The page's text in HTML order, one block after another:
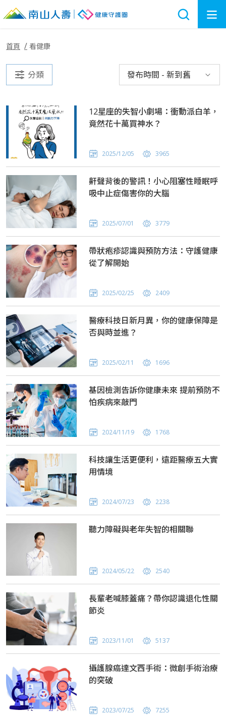
首頁 看健康
分類 發布時間 - 新到舊
12星座的失智小劇場：衝動派白羊，
竟然花十萬買神水？
2025/12/05 3965
鼾聲背後的警訊！小心阻塞性睡眠呼
吸中止症傷害你的大腦
2025/07/01 3779
帶狀疱疹認識與預防方法：守護健康
從了解開始
2025/02/25 2409
醫療科技日新月異，你的健康保障是
否與時並進？
2025/02/11 1696
基因檢測告訴你健康未來 提前預防不
怕疾病來敲門
2024/11/19 1768
科技讓生活更便利，遠距醫療五大實
用情境
2024/07/23 2238
聽力障礙與老年失智的相關聯
2024/05/22 2540
長輩老喊膝蓋痛？帶你認識退化性關
節炎
2023/11/01 5137
攝護腺癌達文西手術：微創手術治療
的突破
2023/07/25 7255